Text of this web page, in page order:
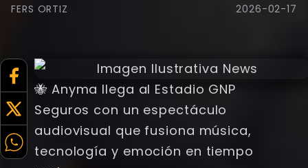
FERS ORTIZ 2026-02-17
🐝 Anyma llega al Estadio GNP
Seguros con un espectáculo
audiovisual que fusiona música,
tecnología y emoción en tiempo